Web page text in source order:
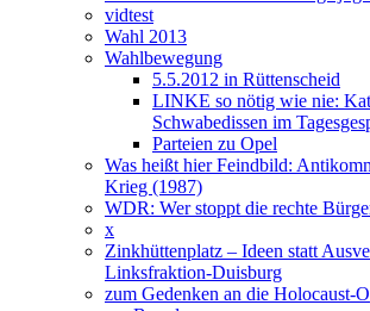
vidtest
Wahl 2013
Wahlbewegung
5.5.2012 in Rüttenscheid
LINKE so nötig wie nie:
Schwabedissen im
Parteien zu Opel
Was heißt hier Feindbild:
Krieg (1987)
WDR: Wer stoppt die rechte
x
Zinkhüttenplatz – Ideen statt
Linksfraktion-Duisburg
zum Gedenken an die Holocaust-